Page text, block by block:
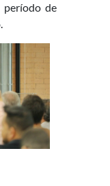
período de